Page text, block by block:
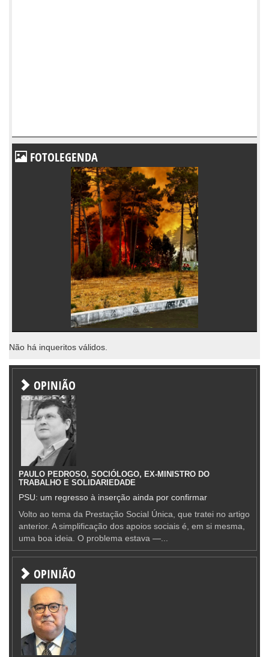
FOTOLEGENDA
Não há inqueritos válidos.
OPINIÃO
PAULO PEDROSO, SOCIÓLOGO, EX-MINISTRO DO
TRABALHO E SOLIDARIEDADE
PSU: um regresso à inserção ainda por confirmar
Volto ao tema da Prestação Social Única, que tratei no artigo
anterior. A simplificação dos apoios sociais é, em si mesma,
uma boa ideia. O problema estava —...
OPINIÃO